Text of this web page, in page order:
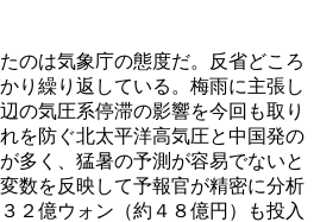
のは気象庁の態度だ。反省どころ
り繰り返している。梅雨に主張し
の気圧系停滞の影響を今回も取り
を防ぐ北太平洋高気圧と中国発の
多く、猛暑の予測が容易でないと
数を反映して予報官が精密に分析
２億ウォン（約４８億円）も投入